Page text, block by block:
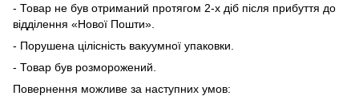
- Товар не був отриманий протягом 2-х діб після прибуття до
відділення «Нової Пошти».
- Порушена цілісність вакуумної упаковки.
- Товар був розморожений.
Повернення можливе за наступних умов: